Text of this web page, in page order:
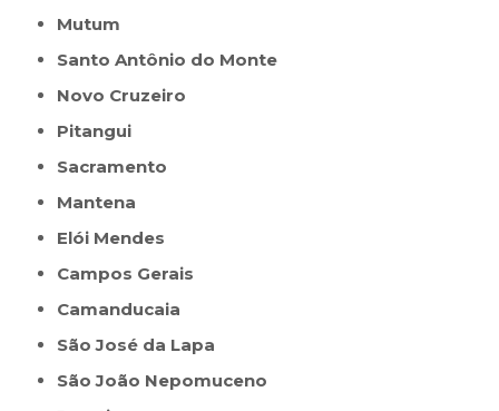
Mutum
Santo Antônio do Monte
Novo Cruzeiro
Pitangui
Sacramento
Mantena
Elói Mendes
Campos Gerais
Camanducaia
São José da Lapa
São João Nepomuceno